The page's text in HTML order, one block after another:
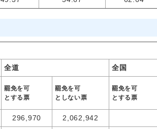
全道 全国
罷免を可
とする票
罷免を可
としない票
罷免を可
とする票
296,970 2,062,942